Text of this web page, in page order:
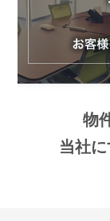
物
当社